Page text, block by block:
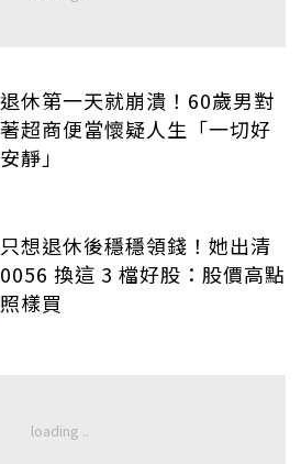
退休第一天就崩潰！60歲男對
著超商便當懷疑人生「一切好
安靜」
只想退休後穩穩領錢！她出清
0056 換這 3 檔好股：股價高點
照樣買